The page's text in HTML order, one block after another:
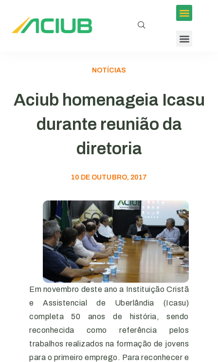
NOTÍCIAS
Aciub homenageia Icasu
durante reunião da
diretoria
10 DE OUTUBRO, 2017
Em novembro deste ano a Instituição Cristã
e Assistencial de Uberlândia (Icasu)
completa 50 anos de história, sendo
reconhecida como referência pelos
trabalhos realizados na formação de jovens
para o primeiro emprego. Para reconhecer e